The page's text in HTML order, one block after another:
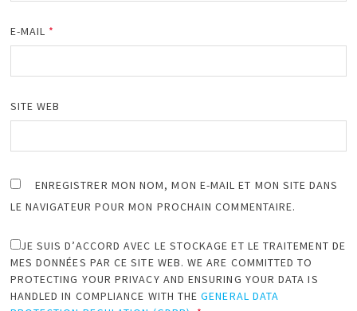
E-MAIL *
SITE WEB
ENREGISTRER MON NOM, MON E-MAIL ET MON SITE DANS
LE NAVIGATEUR POUR MON PROCHAIN COMMENTAIRE.
JE SUIS D’ACCORD AVEC LE STOCKAGE ET LE TRAITEMENT DE
MES DONNÉES PAR CE SITE WEB. WE ARE COMMITTED TO
PROTECTING YOUR PRIVACY AND ENSURING YOUR DATA IS
HANDLED IN COMPLIANCE WITH THEGENERAL DATA